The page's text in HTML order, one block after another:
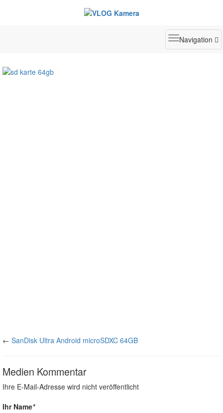
Toggle
Navigation
← SanDisk Ultra Android microSDXC 64GB
Medien Kommentar
Ihre E-Mail-Adresse wird nicht veröffentlicht
Ihr Name*